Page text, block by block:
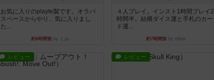
お気に入りのplayte製です。オラパ
スペースからやり、気に入りまし
た...
約6時間前by くみ
４人プレイ。インスト1時間プレイ2
時間半。結構ダイス運と手札のカー
ド運...
約7時間前by oliber
レビュー レビュー